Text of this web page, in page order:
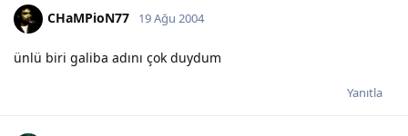
CHaMPioN77 19 Ağu 2004
ünlü biri galiba adını çok duydum
Yanıtla